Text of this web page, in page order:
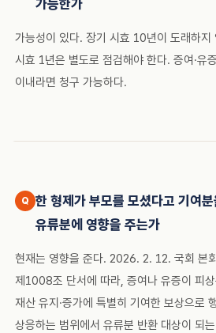
가능한가
가능성이 있다. 장기 시효 10년이 도래하지
시효 1년은 별도로 점검해야 한다. 증여·유
이내라면 청구 가능하다.
한 형제가 부모를 모셨다고 기여
유류분에 영향을 주는가
현재는 영향을 준다. 2026. 2. 12. 국회 본
제1008조 단서에 따라, 증여나 유증이 피
재산 유지·증가에 특별히 기여한 보상으로
상응하는 범위에서 유류분 반환 대상이 되